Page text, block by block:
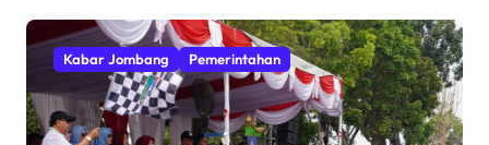
Kabar Jombang Pemerintahan